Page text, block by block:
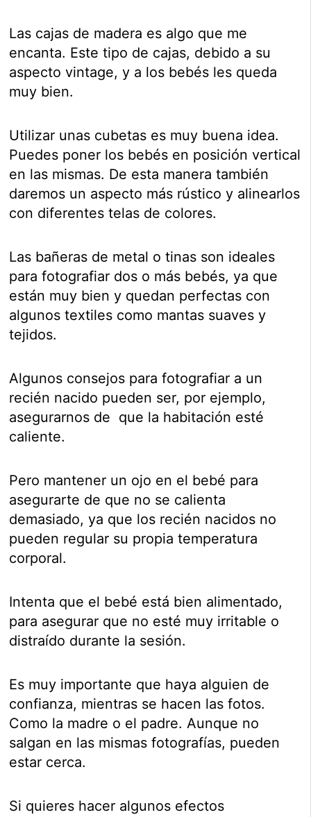
Las cajas de madera es algo que me
encanta. Este tipo de cajas, debido a su
aspecto vintage, y a los bebés les queda
muy bien.
Utilizar unas cubetas es muy buena idea.
Puedes poner los bebés en posición vertical
en las mismas. De esta manera también
daremos un aspecto más rústico y alinearlos
con diferentes telas de colores.
Las bañeras de metal o tinas son ideales
para fotografiar dos o más bebés, ya que
están muy bien y quedan perfectas con
algunos textiles como mantas suaves y
tejidos.
Algunos consejos para fotografiar a un
recién nacido pueden ser, por ejemplo,
asegurarnos de que la habitación esté
caliente.
Pero mantener un ojo en el bebé para
asegurarte de que no se calienta
demasiado, ya que los recién nacidos no
pueden regular su propia temperatura
corporal.
Intenta que el bebé está bien alimentado,
para asegurar que no esté muy irritable o
distraído durante la sesión.
Es muy importante que haya alguien de
confianza, mientras se hacen las fotos.
Como la madre o el padre. Aunque no
salgan en las mismas fotografías, pueden
estar cerca.
Si quieres hacer algunos efectos